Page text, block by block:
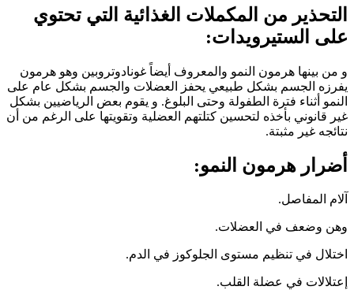
التحذير من المكملات الغذائية التي تحتوي
على الستيرويدات:
و من بينها هرمون النمو والمعروف أيضاً غونادوتروبين وهو هرمون
يفرزه الجسم بشكل طبيعي يحفز العضلات والجسم بشكل عام على
النمو أثناء فترة الطفولة وحتى البلوغ. و يقوم بعض الرياضيين بشكل
غير قانوني بأخذه لتحسين كتلتهم العضلية وتقويتها على الرغم من أن
نتائجه غير مثبتة.
أضرار هرمون النمو:
آلام المفاصل.
وهن وضعف في العضلات.
اختلال في تنظيم مستوى الجلوكوز في الدم.
إعتلالات في عضلة القلب.